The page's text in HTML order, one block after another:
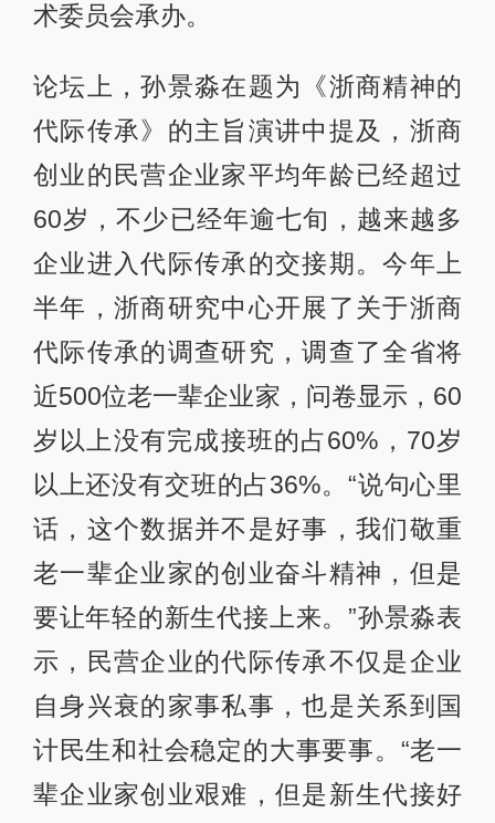
术委员会承办。
论坛上，孙景淼在题为《浙商精神的
代际传承》的主旨演讲中提及，浙商
创业的民营企业家平均年龄已经超过
60岁，不少已经年逾七旬，越来越多
企业进入代际传承的交接期。今年上
半年，浙商研究中心开展了关于浙商
代际传承的调查研究，调查了全省将
近500位老一辈企业家，问卷显示，60
岁以上没有完成接班的占60%，70岁
以上还没有交班的占36%。“说句心里
话，这个数据并不是好事，我们敬重
老一辈企业家的创业奋斗精神，但是
要让年轻的新生代接上来。”孙景淼表
示，民营企业的代际传承不仅是企业
自身兴衰的家事私事，也是关系到国
计民生和社会稳定的大事要事。“老一
辈企业家创业艰难，但是新生代接好